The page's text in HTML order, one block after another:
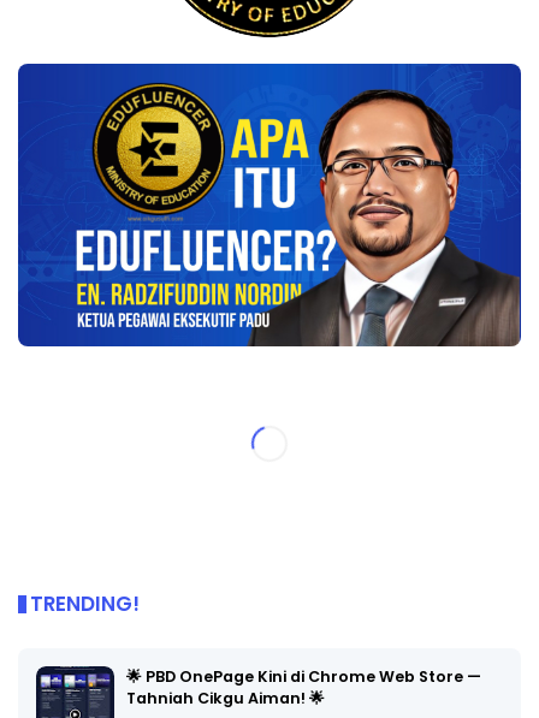
TRENDING!
🌟 PBD OnePage Kini di Chrome Web Store —
Tahniah Cikgu Aiman! 🌟